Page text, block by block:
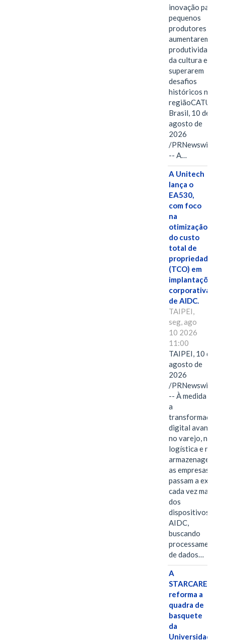
inovação para
pequenos
produtores
aumentarem a
produtividade
da cultura e
superarem
desafios
históricos na
regiãoCATUTI,
Brasil, 10 de
agosto de
2026
/PRNewswire/
-- A…
A Unitech
lança o
EA530,
com foco
na
otimização
do custo
total de
propriedade
(TCO) em
implantações
corporativas
de AIDC.
TAIPEI,
seg, ago
10 2026
11:00
TAIPEI, 10 de
agosto de
2026
/PRNewswire/
-- À medida que
a
transformação
digital avança
no varejo, na
logística e na
armazenagem,
as empresas
passam a exigir
cada vez mais
dos
dispositivos
AIDC,
buscando
processamento
de dados…
A
STARCARES
reforma a
quadra de
basquete
da
Universidade